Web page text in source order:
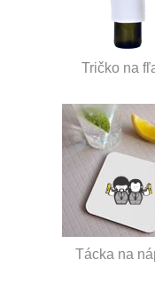
Tričko na
Tácka na